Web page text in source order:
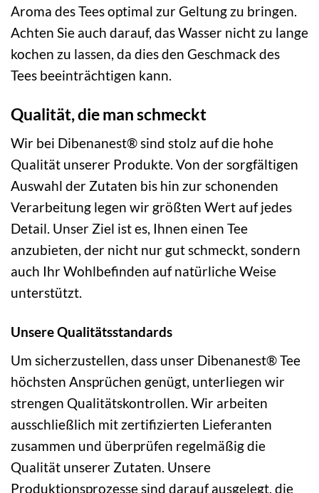
Aroma des Tees optimal zur Geltung zu bringen.
Achten Sie auch darauf, das Wasser nicht zu lange
kochen zu lassen, da dies den Geschmack des
Tees beeinträchtigen kann.
Qualität, die man schmeckt
Wir bei Dibenanest® sind stolz auf die hohe
Qualität unserer Produkte. Von der sorgfältigen
Auswahl der Zutaten bis hin zur schonenden
Verarbeitung legen wir größten Wert auf jedes
Detail. Unser Ziel ist es, Ihnen einen Tee
anzubieten, der nicht nur gut schmeckt, sondern
auch Ihr Wohlbefinden auf natürliche Weise
unterstützt.
Unsere Qualitätsstandards
Um sicherzustellen, dass unser Dibenanest® Tee
höchsten Ansprüchen genügt, unterliegen wir
strengen Qualitätskontrollen. Wir arbeiten
ausschließlich mit zertifizierten Lieferanten
zusammen und überprüfen regelmäßig die
Qualität unserer Zutaten. Unsere
Produktionsprozesse sind darauf ausgelegt, die